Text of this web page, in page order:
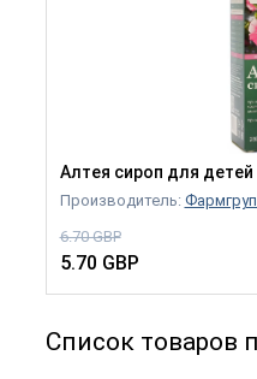
Алтея сироп для
Производитель:
6.70 GBP
5.70 GBP
Список товаров